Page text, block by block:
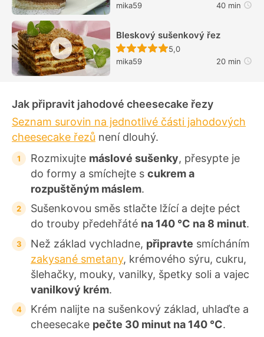
mika59
40 min
Bleskový sušenkový řez
Recept ještě nebyl
5,0
mika59
20 min
Jak připravit jahodové cheesecake řezy
Seznam surovin na jednotlivé části jahodových
cheesecake řezů není dlouhý.
Rozmixujte máslové sušenky, přesypte je
do formy a smíchejte s cukrem a
rozpuštěným máslem.
Sušenkovou směs stlačte lžící a dejte péct
do trouby předehřáté na 140 °C na 8 minut.
Než základ vychladne, připravte smícháním
zakysané smetany, krémového sýru, cukru,
šlehačky, mouky, vanilky, špetky soli a vajec
vanilkový krém.
Krém nalijte na sušenkový základ, uhlaďte a
cheesecake pečte 30 minut na 140 °C.